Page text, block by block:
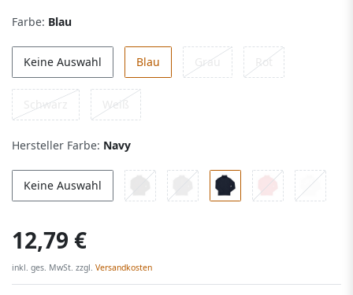
Farbe: Blau
Keine Auswahl Blau Grau Rot
Schwarz Weiß
Hersteller Farbe: Navy
Keine Auswahl
12,79 €
inkl. ges. MwSt. zzgl. Versandkosten